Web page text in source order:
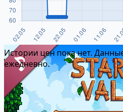
Истории цен пока нет.
ежедневно.